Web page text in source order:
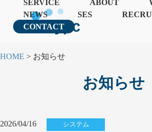
SERVICE ABOUT
NEWS
SES
CONTACT
HOME > お知らせ
お知らせ
2026/04/16 システム